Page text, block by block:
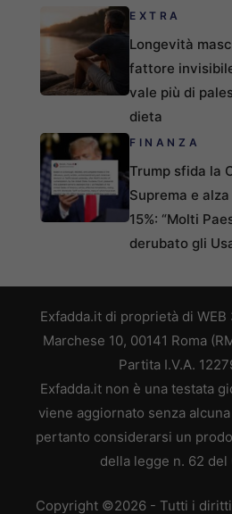
EXTRA
Longevità
fattore
vale più di
dieta
FINANZA
Trump sfida la
Suprema e
15%: “Molti
derubato gli
Exfadda.it di proprietà di
Marchese 10, 00141 Roma
Partita I.V.A.
Exfadda.it non è una testata
viene aggiornato senza
pertanto considerarsi un
della legge n. 62 del
Copyright ©2026 - Tutti i